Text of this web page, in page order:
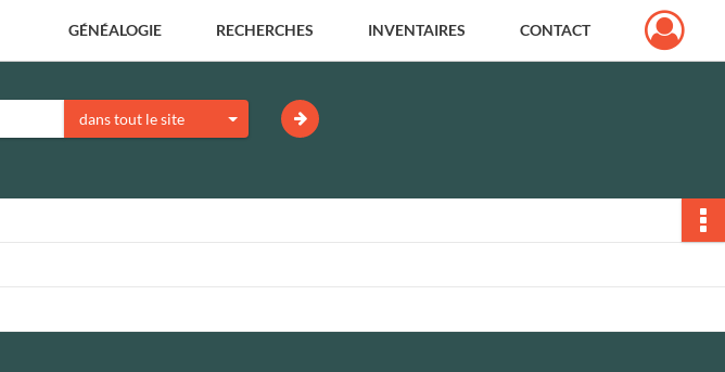
GÉNÉALOGIE RECHERCHES INVENTAIRES CONTACT
dans tout le site